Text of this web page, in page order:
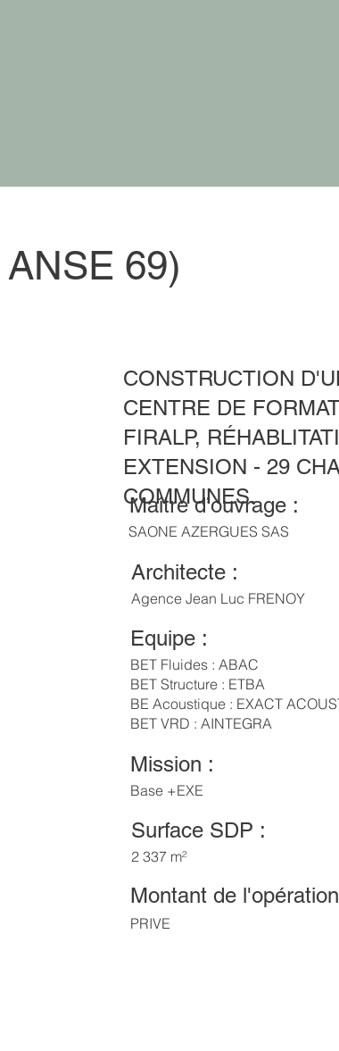
69)
CONSTRUCTION
CENTRE DE
FIRALP,
EXTENSION - 29
COMMUNES.
Maître d’ouvrage :
SAONE AZERGUES SAS
Architecte :
Agence Jean Luc FRENOY
Equipe :
BET Fluides : ABAC
BET Structure : ETBA
BE Acoustique : EXACT
BET VRD : AINTEGRA
Mission :
Base +EXE
Surface SDP :
2 337 m²
Montant de
PRIVE